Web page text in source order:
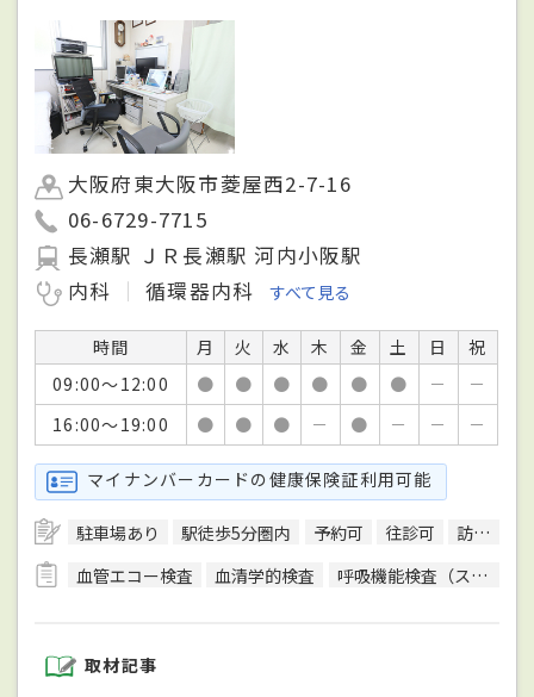
大阪府東大阪市菱屋西2-7-16
06-6729-7715
長瀬駅 ＪＲ長瀬駅 河内小阪駅
内科
循環器内科 すべて見る
時間 月 火 水 木 金 土 日
祝
09:00～12:00
● ● ● ● ● ● －
－
16:00～19:00
● ● ● － ● － － －
マイナンバーカードの健康保険証利用可能
駐車場あり 駅徒歩5分圏内 予約可 往診可
訪問診療可
血管エコー検査
血清学的検査 呼吸機能検査（スパイロメトリー）
取材記事